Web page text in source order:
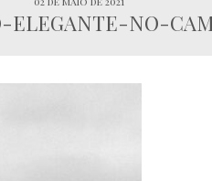
ELEGANTE-NO-